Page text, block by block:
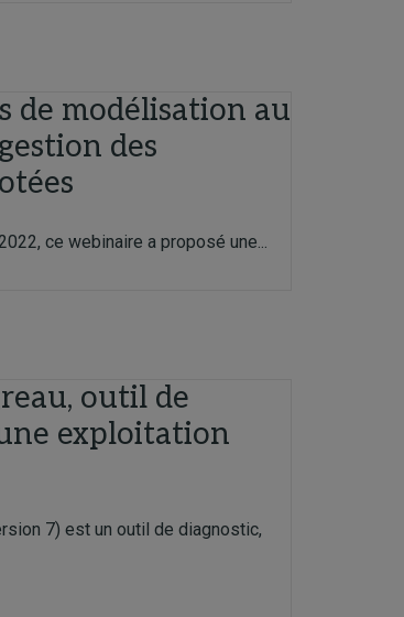
de modélisation au
des
ce webinaire a proposé une...
outil de
exploitation
7) est un outil de diagnostic,